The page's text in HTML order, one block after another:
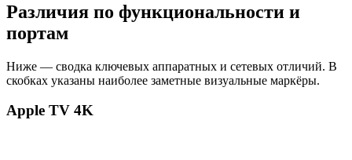
Различия по функциональности и
портам
Ниже — сводка ключевых аппаратных и сетевых отличий. В
скобках указаны наиболее заметные визуальные маркёры.
Apple TV 4K